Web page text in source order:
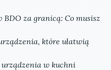
za granicą: Co musisz
które ułatwią
urządzenia w kuchni